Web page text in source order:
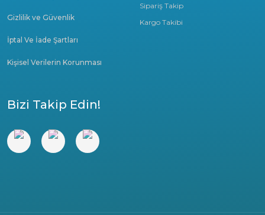
Sipariş Takip
Kargo Takibi
Gizlilik ve Güvenlik
İptal Ve İade Şartları
Kişisel Verilerin Korunması
Bizi Takip Edin!